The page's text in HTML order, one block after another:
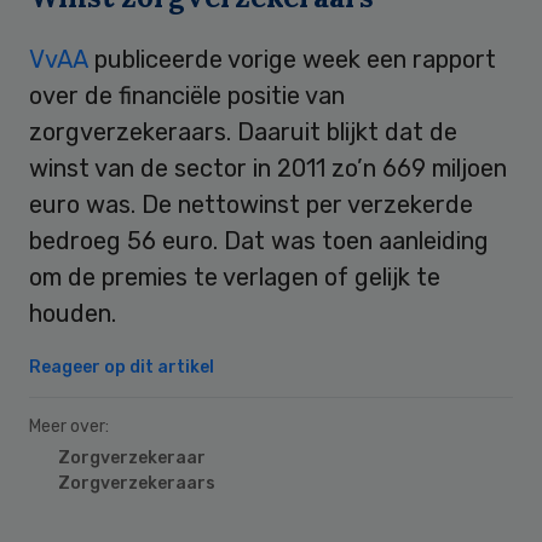
VvAA publiceerde vorige week een rapport
over de financiële positie van
zorgverzekeraars. Daaruit blijkt dat de
winst van de sector in 2011 zo’n 669 miljoen
euro was. De nettowinst per verzekerde
bedroeg 56 euro. Dat was toen aanleiding
om de premies te verlagen of gelijk te
houden.
Reageer op dit artikel
Meer over:
Zorgverzekeraar
Zorgverzekeraars